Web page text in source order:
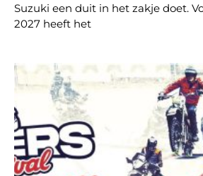
Suzuki een duit in het zakje doet.
2027 heeft het